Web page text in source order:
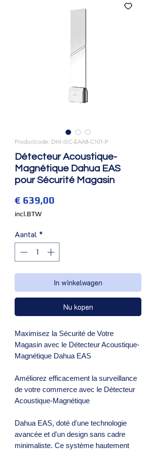
Productcode: DHI-ISC-EAA8-C101-P
Détecteur Acoustique-
Magnétique Dahua EAS
pour Sécurité Magasin
€ 639,00
incl.BTW
Aantal *
In winkelwagen
Nu kopen
Maximisez la Sécurité de Votre
Magasin avec le Détecteur Acoustique-
Magnétique Dahua EAS
Améliorez efficacement la surveillance
de votre commerce avec le Détecteur
Acoustique-Magnétique
Dahua EAS, doté d'une technologie
avancée et d'un design sans cadre
minimaliste. Ce système hautement